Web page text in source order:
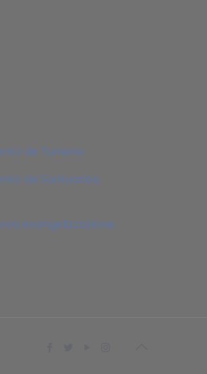
de Turismo
de Santuarios,
evangelizzazione